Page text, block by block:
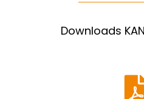
Downloads